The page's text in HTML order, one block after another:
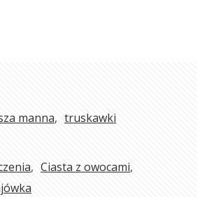
manna truskawki
Ciasta z owocami